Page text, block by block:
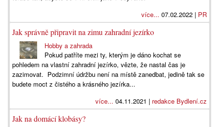
více... 07.02.2022 | PR
Jak správně připravit na zimu zahradní jezírko
Hobby a zahrada
Pokud patříte mezi ty, kterým je dáno kochat se
pohledem na vlastní zahradní jezírko, vězte, že nastal čas je
zazimovat. Podzimní údržbu není na místě zanedbat, jedině tak se
budete moct z čistého a krásného jezírka...
více... 04.11.2021 | redakce Bydlení.cz
Jak na domácí klobásy?